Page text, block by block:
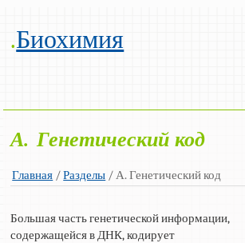
.Биохимия
А. Генетический код
Главная /Разделы / А. Генетический код
Большая часть генетической информации,
содержащейся в ДНК, кодирует